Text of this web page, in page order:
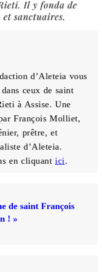
d’Aleteia vous
ceux de saint
à Assise. Une
François Molliet,
prêtre, et
d’Aleteia.
en cliquant ici.
de saint François
! »